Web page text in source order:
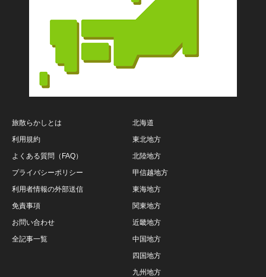
旅散らかしとは
利用規約
よくある質問（FAQ）
プライバシーポリシー
利用者情報の外部送信
免責事項
お問い合わせ
全記事一覧
北海道
東北地方
北陸地方
甲信越地方
東海地方
関東地方
近畿地方
中国地方
四国地方
九州地方